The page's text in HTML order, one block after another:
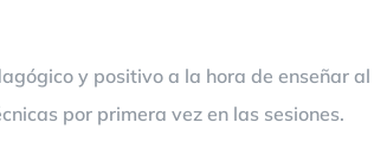
y positivo a la hora de enseñar
por primera vez en las sesiones.